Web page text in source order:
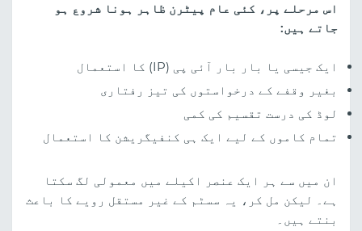
اس مرحلے پر، کئی عام پیٹرن ظاہر ہونا شروع ہو
جاتے ہیں:
ایک جیسی یا بار بار آئی پی (IP) کا استعمال
بغیر وقفے کے درخواستوں کی تیز رفتاری
لوڈ کی درست تقسیم کی کمی
تمام کاموں کے لیے ایک ہی کنفیگریشن کا استعمال
ان میں سے ہر ایک عنصر اکیلے میں معمولی لگ سکتا
ہے۔ لیکن مل کر، یہ سسٹم کے غیر مستقل رویے کا باعث
بنتے ہیں۔